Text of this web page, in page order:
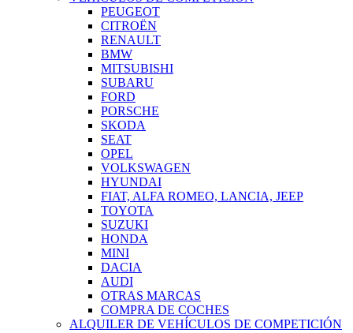
PEUGEOT
CITROËN
RENAULT
BMW
MITSUBISHI
SUBARU
FORD
PORSCHE
SKODA
SEAT
OPEL
VOLKSWAGEN
HYUNDAI
FIAT, ALFA ROMEO, LANCIA, JEEP
TOYOTA
SUZUKI
HONDA
MINI
DACIA
AUDI
OTRAS MARCAS
COMPRA DE COCHES
ALQUILER DE VEHÍCULOS DE COMPETICIÓN